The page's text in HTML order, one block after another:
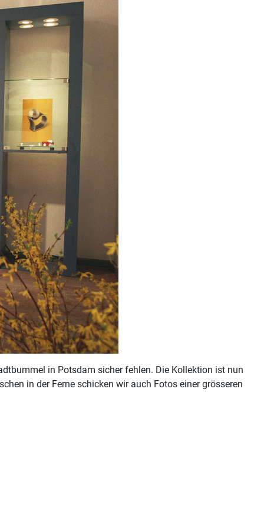
in Potsdam sicher fehlen. Die Kollektion ist nun
in der Ferne schicken wir auch Fotos einer grösseren